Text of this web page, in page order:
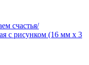
счастья/
с рисунком (16 мм х 3